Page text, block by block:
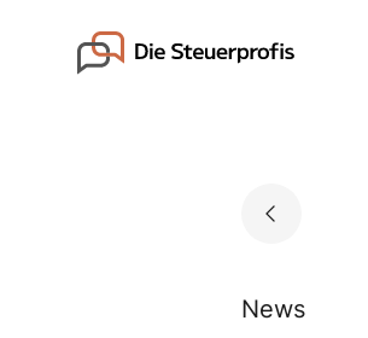
Go to landing page.
News